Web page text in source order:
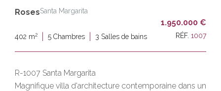
RosesSanta Margarita
1.950.000 €
402 m2 5 Chambres 3 Salles de bains RÉF. 1007
R-1007 Santa Margarita
Magnifique villa d'architecture contemporaine dans un